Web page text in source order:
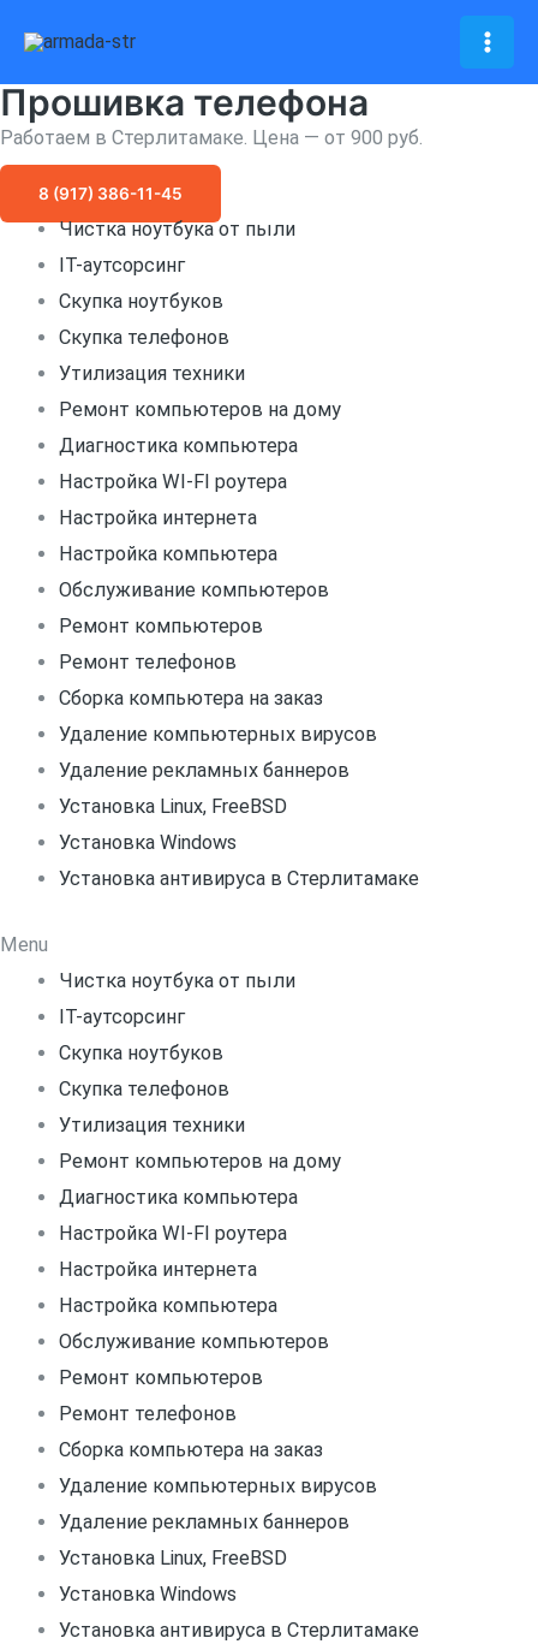
содержимому
Прошивка телефона
Работаем в Стерлитамаке. Цена — от 900 руб.
8 (917) 386-11-45
Чистка ноутбука от пыли
IT-аутсорсинг
Скупка ноутбуков
Скупка телефонов
Утилизация техники
Ремонт компьютеров на дому
Диагностика компьютера
Настройка WI-FI роутера
Настройка интернета
Настройка компьютера
Обслуживание компьютеров
Ремонт компьютеров
Ремонт телефонов
Сборка компьютера на заказ
Удаление компьютерных вирусов
Удаление рекламных баннеров
Установка Linux, FreeBSD
Установка Windows
Установка антивируса в Стерлитамаке
Menu
Чистка ноутбука от пыли
IT-аутсорсинг
Скупка ноутбуков
Скупка телефонов
Утилизация техники
Ремонт компьютеров на дому
Диагностика компьютера
Настройка WI-FI роутера
Настройка интернета
Настройка компьютера
Обслуживание компьютеров
Ремонт компьютеров
Ремонт телефонов
Сборка компьютера на заказ
Удаление компьютерных вирусов
Удаление рекламных баннеров
Установка Linux, FreeBSD
Установка Windows
Установка антивируса в Стерлитамаке